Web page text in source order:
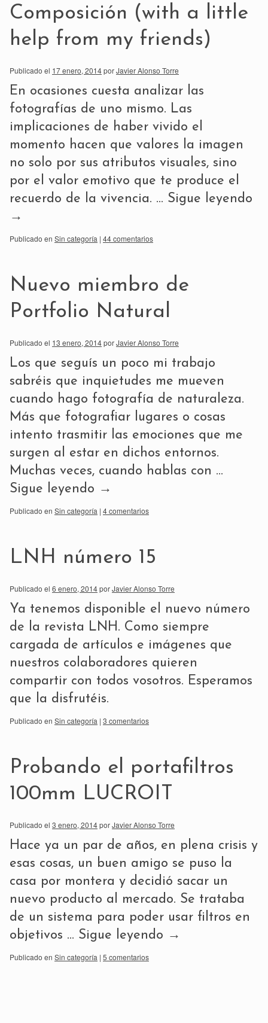
Composición (with a little
help from my friends)
Publicado el 17 enero, 2014porJavier Alonso Torre
En ocasiones cuesta analizar las
fotografías de uno mismo. Las
implicaciones de haber vivido el
momento hacen que valores la imagen
no solo por sus atributos visuales, sino
por el valor emotivo que te produce el
recuerdo de la vivencia. … Sigue leyendo
→
Publicado en Sin categoría | 44 comentarios
Nuevo miembro de
Portfolio Natural
Publicado el 13 enero, 2014porJavier Alonso Torre
Los que seguís un poco mi trabajo
sabréis que inquietudes me mueven
cuando hago fotografía de naturaleza.
Más que fotografiar lugares o cosas
intento trasmitir las emociones que me
surgen al estar en dichos entornos.
Muchas veces, cuando hablas con …
Sigue leyendo →
Publicado en Sin categoría | 4 comentarios
LNH número 15
Publicado el 6 enero, 2014porJavier Alonso Torre
Ya tenemos disponible el nuevo número
de la revista LNH. Como siempre
cargada de artículos e imágenes que
nuestros colaboradores quieren
compartir con todos vosotros. Esperamos
que la disfrutéis.
Publicado en Sin categoría | 3 comentarios
Probando el portafiltros
100mm LUCROIT
Publicado el 3 enero, 2014porJavier Alonso Torre
Hace ya un par de años, en plena crisis y
esas cosas, un buen amigo se puso la
casa por montera y decidió sacar un
nuevo producto al mercado. Se trataba
de un sistema para poder usar filtros en
objetivos … Sigue leyendo →
Publicado en Sin categoría | 5 comentarios